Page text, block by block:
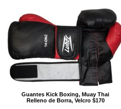
Guantes Kick Boxing, Muay Thai
Relleno de Borra, Velcro $170